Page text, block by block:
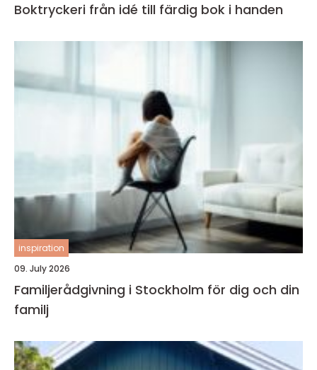
Boktryckeri från idé till färdig bok i handen
inspiration
09. July 2026
Familjerådgivning i Stockholm för dig och din
familj